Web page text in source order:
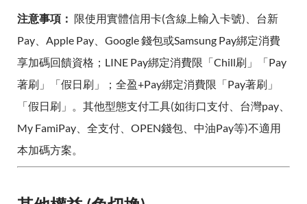
注意事項： 限使用實體信用卡(含線上輸入卡號)、台新
Pay、Apple Pay、Google 錢包或Samsung Pay綁定消費
享加碼回饋資格；LINE Pay綁定消費限「Chill刷」「Pay
著刷」「假日刷」；全盈+Pay綁定消費限「Pay著刷」
「假日刷」。其他型態支付工具(如街口支付、台灣pay、
My FamiPay、全支付、OPEN錢包、中油Pay等)不適用
本加碼方案。